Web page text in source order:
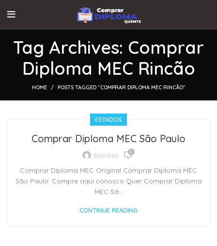
Tag Archives: Comprar
Diploma MEC Rincão
HOME POSTS TAGGED "COMPRAR DIPLOMA MEC RINCÃO"
ESTADOS
Comprar Diploma MEC São Paulo
Secreto 0
Comprar Diploma MEC Original Comprar Diploma MEC
São Paulo: Compre aqui conosco Quer Comprar Diploma
MEC Sã...
CONTINUE READING